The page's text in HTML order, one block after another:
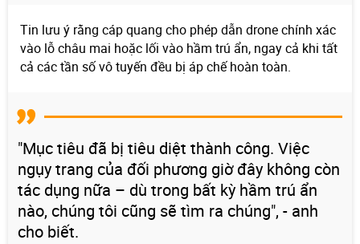
Tin lưu ý rằng cáp quang cho phép dẫn drone chính xác
vào lỗ châu mai hoặc lối vào hầm trú ẩn, ngay cả khi tất
cả các tần số vô tuyến đều bị áp chế hoàn toàn.
"Mục tiêu đã bị tiêu diệt thành công. Việc
ngụy trang của đối phương giờ đây không còn
tác dụng nữa – dù trong bất kỳ hầm trú ẩn
nào, chúng tôi cũng sẽ tìm ra chúng", - anh
cho biết.